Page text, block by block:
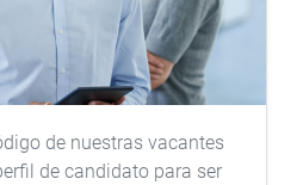
de nuestras vacantes
de candidato para ser